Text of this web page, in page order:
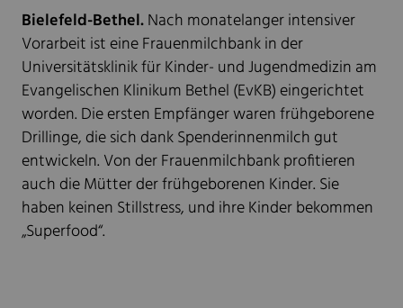
Bielefeld-Bethel.Nach monatelanger intensiver
Vorarbeit ist eine Frauenmilchbank in der
Universitätsklinik für Kinder- und Jugendmedizin am
Evangelischen Klinikum Bethel (EvKB) eingerichtet
worden. Die ersten Empfänger waren frühgeborene
Drillinge, die sich dank Spenderinnenmilch gut
entwickeln. Von der Frauenmilchbank profitieren
auch die Mütter der frühgeborenen Kinder. Sie
haben keinen Stillstress, und ihre Kinder bekommen
„Superfood“.